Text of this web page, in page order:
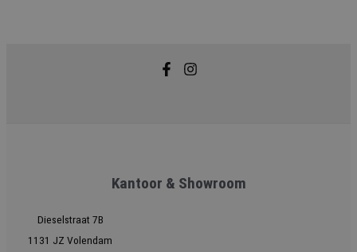
Kantoor & Showroom
Dieselstraat 7B
1131 JZ Volendam